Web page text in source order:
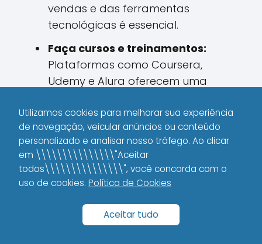
vendas e das ferramentas
tecnológicas é essencial.
Faça cursos e treinamentos:
Plataformas como Coursera,
Udemy e Alura oferecem uma
aumentar significativamente sua
expertise.
Participe de comunidades:
Grupos no Facebook, fóruns e
encontros online ajudam a trocar
experiências e a encontrar novas
oportunidades.
Utilizamos cookies para melhorar sua experiência
de navegação, veicular anúncios ou conteúdo
personalizado e analisar nosso tráfego. Ao clicar
em \\\\\\\\\\\\\\\"Aceitar
todos\\\\\\\\\\\\\\\", você concorda com o
uso de cookies. Política de Cookies
Aceitar tudo